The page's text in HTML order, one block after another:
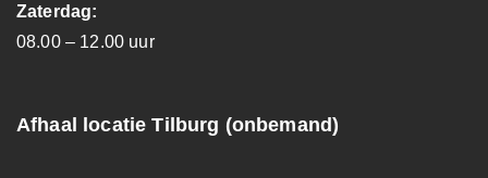
Zaterdag:
08.00 – 12.00 uur
Afhaal locatie Tilburg (onbemand)